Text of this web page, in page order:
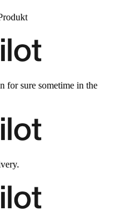
for sure sometime in the